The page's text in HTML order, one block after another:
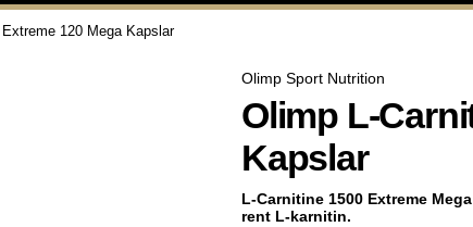
120 Mega Kapslar
Olimp Sport Nutrition
Olimp L-
Kapslar
L-Carnitine 1500 Extreme
rent L-karnitin.